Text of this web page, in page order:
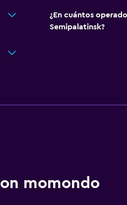
¿En cuántos
Semipalatinsk?
momondo